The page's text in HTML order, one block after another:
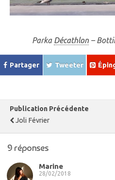
Parka Décathlon–
Partager Tweeter
Publication Précédente
Joli Février
9 réponses
Marine
28/02/2018